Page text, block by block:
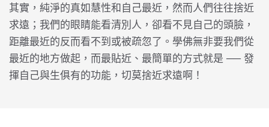
其實，純淨的真如慧性和自己最近，然而人們往往捨近
求遠；我們的眼睛能看清別人，卻看不見自己的頭臉，
距離最近的反而看不到或被疏忽了。學佛無非要我們從
最近的地方做起，而最貼近、最簡單的方式就是 ── 發
揮自己與生俱有的功能，切莫捨近求遠啊！